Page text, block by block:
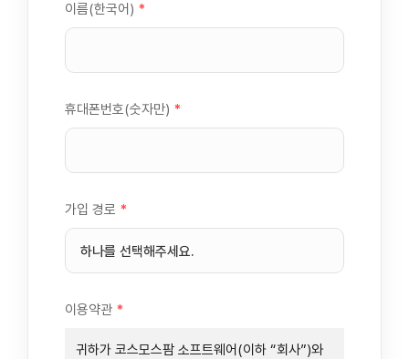
이름(한국어) *
휴대폰번호(숫자만) *
가입 경로 *
이용약관 *
귀하가 코스모스팜 소프트웨어(이하 “회사”)와